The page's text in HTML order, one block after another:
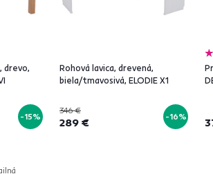
drevo,
-15%
Rohová lavica, drevená,
biela/tmavosivá, ELODIE X1
346 €
289 € -16%